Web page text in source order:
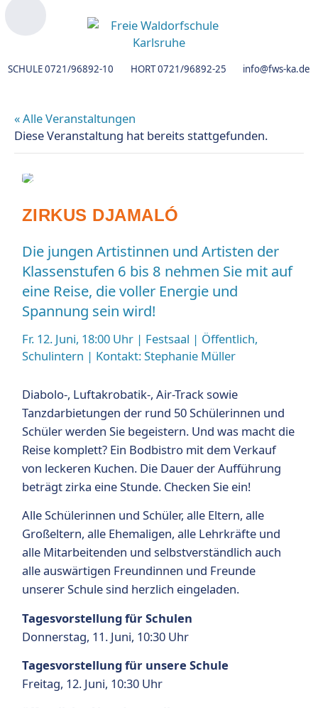
SCHULE0721/96892-10 HORT0721/96892-25 info@fws-ka.de
« Alle Veranstaltungen
Diese Veranstaltung hat bereits stattgefunden.
ZIRKUS DJAMALÓ
Die jungen Artistinnen und Artisten der
Klassenstufen 6 bis 8 nehmen Sie mit auf
eine Reise, die voller Energie und
Spannung sein wird!
Fr. 12. Juni, 18:00 Uhr| Festsaal | Öffentlich,
Schulintern | Kontakt:Stephanie Müller
Diabolo-, Luftakrobatik-, Air-Track sowie
Tanzdarbietungen der rund 50 Schülerinnen und
Schüler werden Sie begeistern. Und was macht die
Reise komplett? Ein Bodbistro mit dem Verkauf
von leckeren Kuchen. Die Dauer der Aufführung
beträgt zirka eine Stunde. Checken Sie ein!
Alle Schülerinnen und Schüler, alle Eltern, alle
Großeltern, alle Ehemaligen, alle Lehrkräfte und
alle Mitarbeitenden und selbstverständlich auch
alle auswärtigen Freundinnen und Freunde
unserer Schule sind herzlich eingeladen.
Tagesvorstellung für Schulen
Donnerstag, 11. Juni, 10:30 Uhr
Tagesvorstellung für unsere Schule
Freitag, 12. Juni, 10:30 Uhr